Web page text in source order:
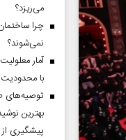
می‌ریزد؟
چرا
نمی‌شوند؟
با
توصیه‌های
بهترین
پیشگیری از